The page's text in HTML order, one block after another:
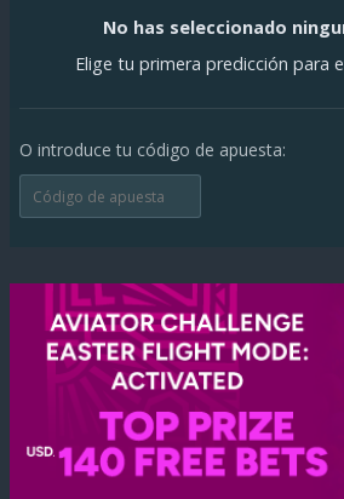
No has seleccionado
Elige tu primera predicción para
O introduce tu código de apuesta: